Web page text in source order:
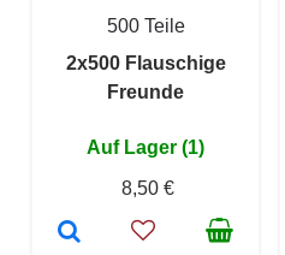
500 Teile
2x500 Flauschige
Freunde
Auf Lager (1)
8,50 €